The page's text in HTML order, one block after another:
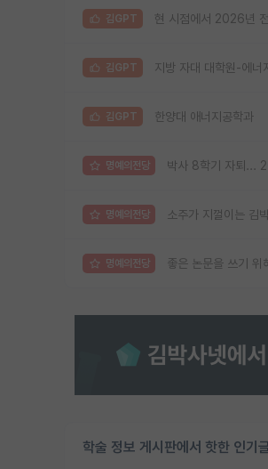
김GPT 현 시점에서 2026년
김GPT 지방 자대 대학원-에너
김GPT 한양대 애너지공학과
명예의전당 박사 8학기 자퇴...
명예의전당 소주가 지껄이는 김
명예의전당 좋은 논문을 쓰기 위
학술 정보 게시판에서 핫한 인기